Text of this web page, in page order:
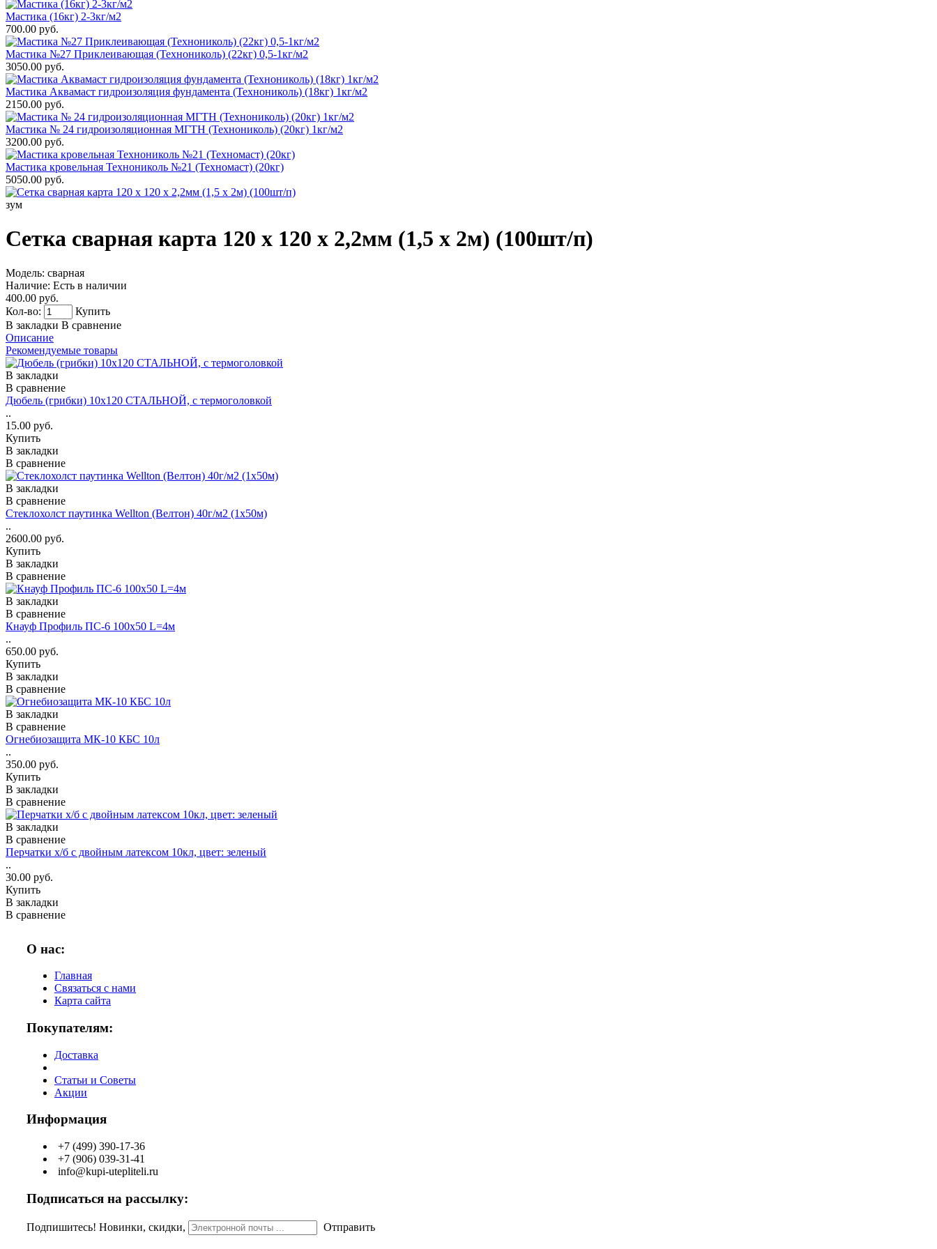
Мастика (16кг) 2-3кг/м2
700.00 руб.
Мастика №27 Приклеивающая (Технониколь) (22кг) 0,5-1кг/м2
3050.00 руб.
Мастика Аквамаст гидроизоляция фундамента (Технониколь) (18кг) 1кг/м2
2150.00 руб.
Мастика № 24 гидроизоляционная МГТН (Технониколь) (20кг) 1кг/м2
3200.00 руб.
Мастика кровельная Технониколь №21 (Техномаст) (20кг)
5050.00 руб.
зум
Сетка сварная карта 120 х 120 х 2,2мм (1,5 х 2м) (100шт/п)
Модель: сварная
Наличие: Есть в наличии
400.00 руб.
Кол-во:
Купить
В закладки В сравнение
Описание
Рекомендуемые товары
В закладки
В сравнение
Дюбель (грибки) 10х120 СТАЛЬНОЙ, с термоголовкой
..
15.00 руб.
Купить
В закладки
В сравнение
В закладки
В сравнение
Стеклохолст паутинка Wellton (Велтон) 40г/м2 (1x50м)
..
2600.00 руб.
Купить
В закладки
В сравнение
В закладки
В сравнение
Кнауф Профиль ПС-6 100х50 L=4м
..
650.00 руб.
Купить
В закладки
В сравнение
В закладки
В сравнение
Огнебиозащита МК-10 КБС 10л
..
350.00 руб.
Купить
В закладки
В сравнение
В закладки
В сравнение
Перчатки х/б с двойным латексом 10кл, цвет: зеленый
..
30.00 руб.
Купить
В закладки
В сравнение
О нас:
Главная
Связаться с нами
Карта сайта
Покупателям:
Доставка
Статьи и Советы
Акции
Информация
+7 (499) 390-17-36
+7 (906) 039-31-41
info@kupi-utepliteli.ru
Подписаться на рассылку:
Подпишитесь! Новинки, скидки, Отправить